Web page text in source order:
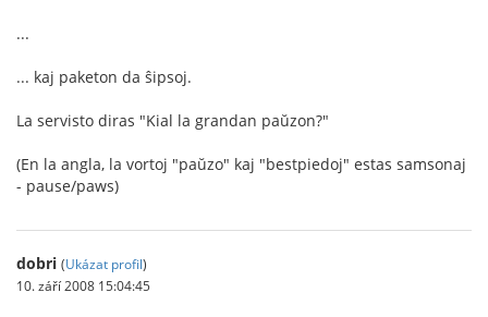
...
... kaj paketon da ŝipsoj.
La servisto diras "Kial la grandan paŭzon?"
(En la angla, la vortoj "paŭzo" kaj "bestpiedoj" estas samsonaj
- pause/paws)
dobri (Ukázat profil)
10. září 2008 15:04:45